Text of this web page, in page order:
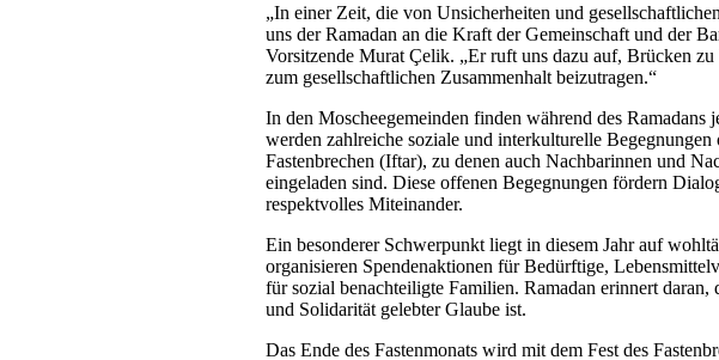
„In einer Zeit, die von Unsicherheiten und
uns der Ramadan an die Kraft der Gemeinschaft und der
Vorsitzende Murat Çelik. „Er ruft uns dazu auf, Brücken
zum gesellschaftlichen Zusammenhalt beizutragen.“
In den Moscheegemeinden finden während des Ramadans
werden zahlreiche soziale und interkulturelle Begegnungen
Fastenbrechen (Iftar), zu denen auch Nachbarinnen und
eingeladen sind. Diese offenen Begegnungen fördern
respektvolles Miteinander.
Ein besonderer Schwerpunkt liegt in diesem Jahr auf
organisieren Spendenaktionen für Bedürftige,
für sozial benachteiligte Familien. Ramadan erinnert daran,
und Solidarität gelebter Glaube ist.
Das Ende des Fastenmonats wird mit dem Fest des